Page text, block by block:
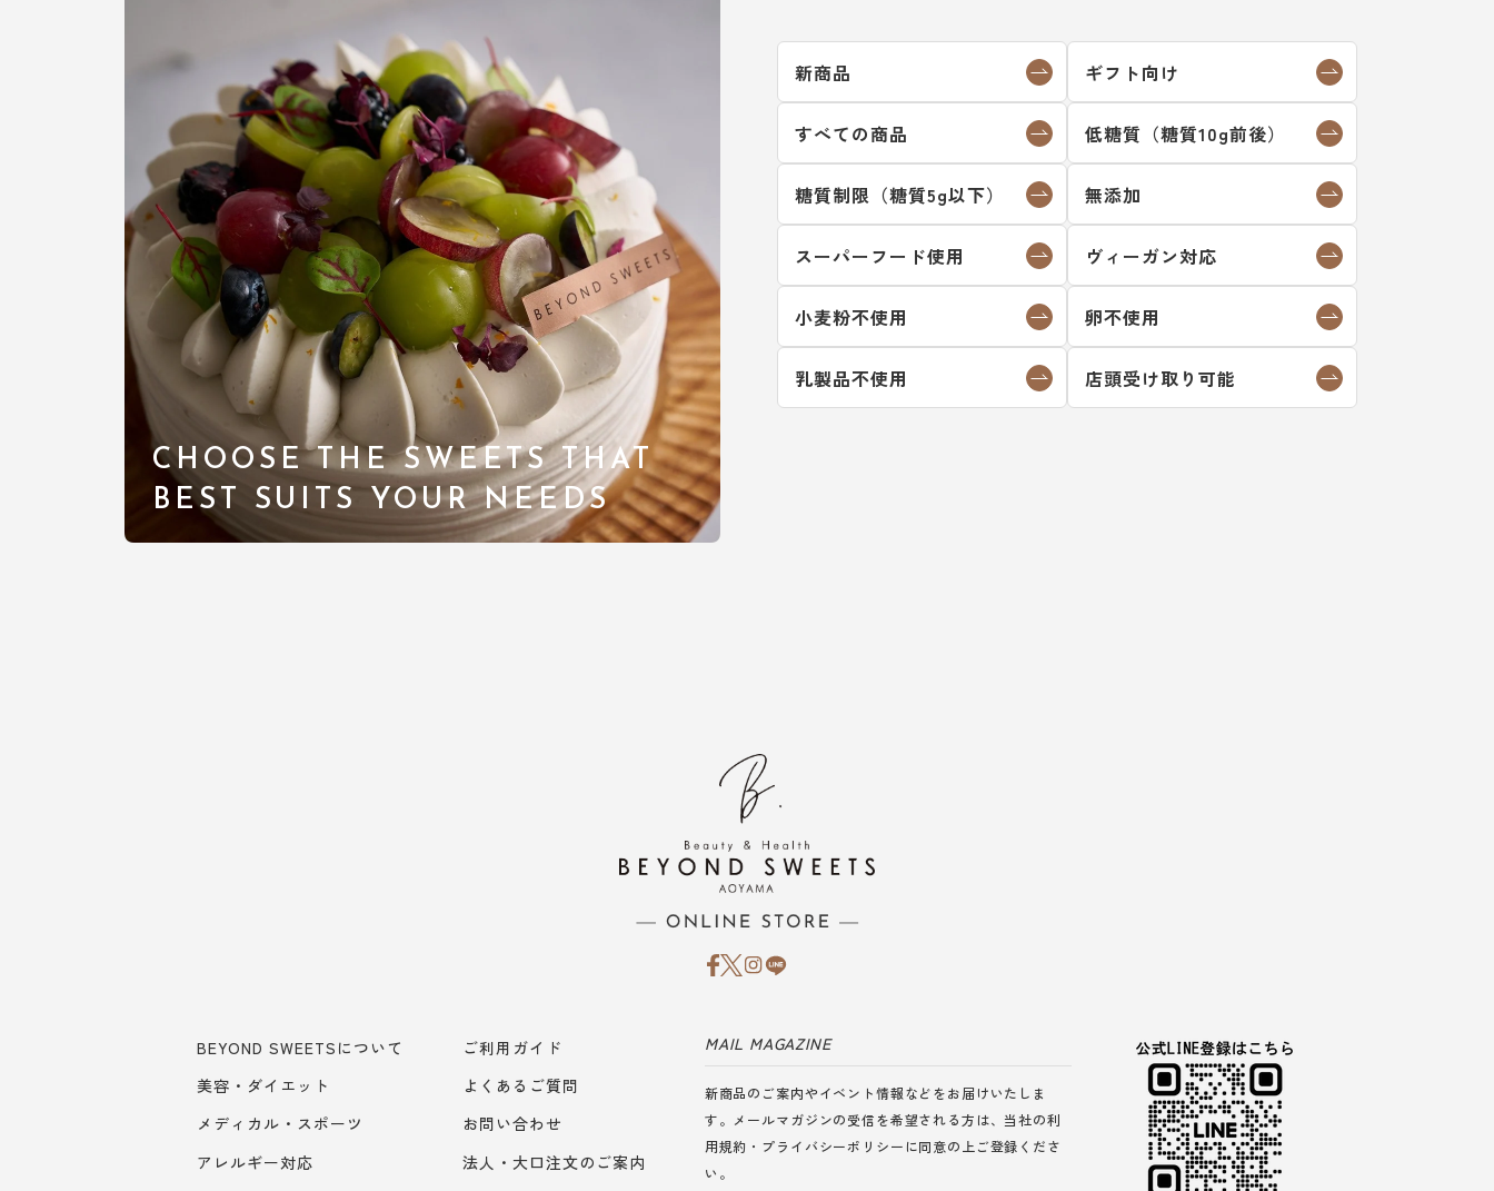
CHOOSE THE SWEETS THAT
BEST SUITS YOUR NEEDS
新商品 ギフト向け
すべての商品 低糖質（糖質10g前後）
糖質制限（糖質5g以下） 無添加
スーパーフード使用 ヴィーガン対応
小麦粉不使用 卵不使用
乳製品不使用 店頭受け取り可能
BEYOND SWEETSについて
美容・ダイエット
メディカル・スポーツ
アレルギー対応
ご利用ガイド
よくあるご質問
お問い合わせ
法人・大口注文のご案内
MAIL MAGAZINE
新商品のご案内やイベント情報などをお届けいたしま
す。メールマガジンの受信を希望される方は、当社の利
用規約 ・ プライバシーポリシーに同意の上ご登録くださ
い。